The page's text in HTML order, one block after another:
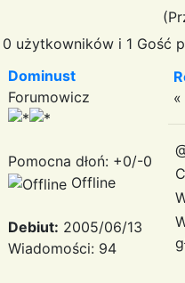
0 użytkowników i 1 Gość
Dominust
Forumowicz
Pomocna dłoń: +0/-0
Offline
Debiut: 2005/06/13
Wiadomości: 94
«